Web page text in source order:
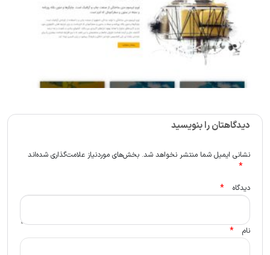
دیدگاهتان را بنویسید
نشانی ایمیل شما منتشر نخواهد شد. بخش‌های موردنیاز علامت‌گذاری شده‌اند
*
دیدگاه *
نام *